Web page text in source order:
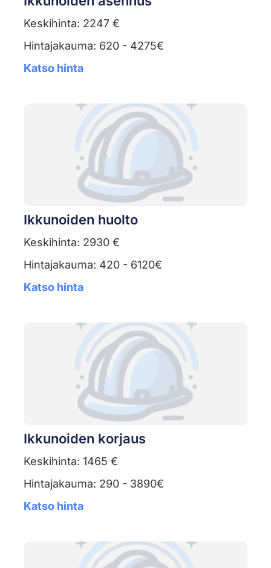
Keskihinta: 2247 €
Hintajakauma: 620 - 4275€
Katso hinta
Ikkunoiden huolto
Keskihinta: 2930 €
Hintajakauma: 420 - 6120€
Katso hinta
Ikkunoiden korjaus
Keskihinta: 1465 €
Hintajakauma: 290 - 3890€
Katso hinta